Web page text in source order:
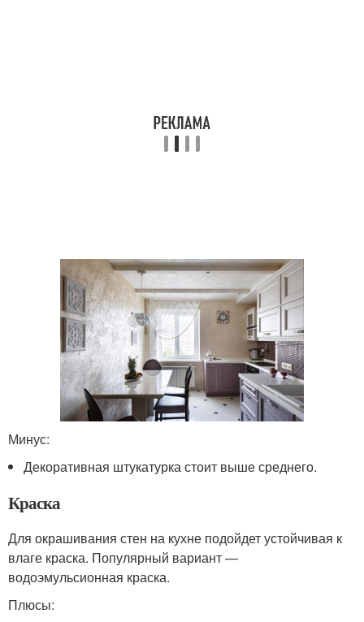
Минус:
Декоративная штукатурка стоит выше среднего.
Краска
Для окрашивания стен на кухне подойдет устойчивая к
влаге краска. Популярный вариант —
водоэмульсионная краска.
Плюсы: